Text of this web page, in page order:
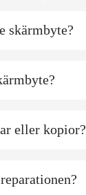
skärmbyte?
eller kopior?